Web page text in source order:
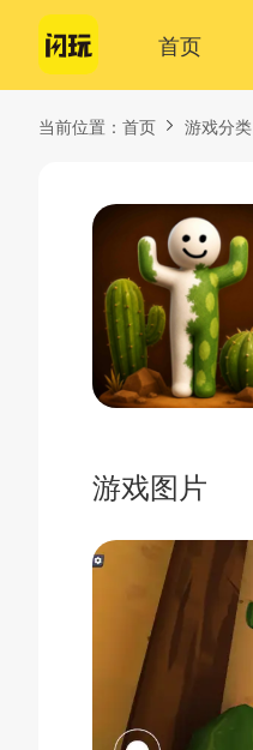
首页
当前位置： 首页 游戏分类
游戏图片